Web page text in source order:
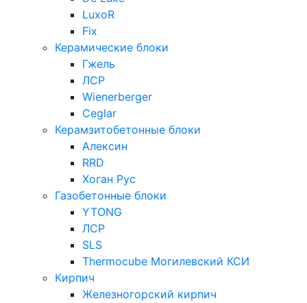
LuxoR
Fix
Керамические блоки
Гжель
ЛСР
Wienerberger
Ceglar
Керамзитобетонные блоки
Алексин
RRD
Хоган Рус
Газобетонные блоки
YTONG
ЛСР
SLS
Thermocube Могилевский КСИ
Кирпич
Железногорский кирпич